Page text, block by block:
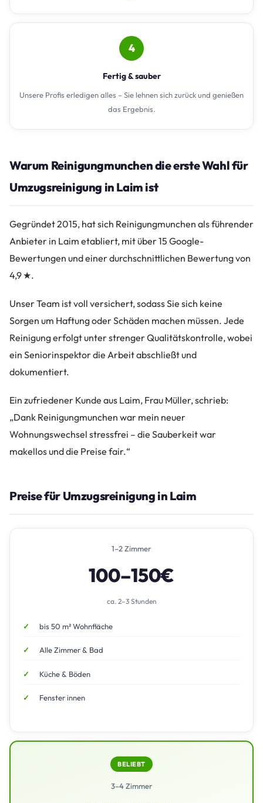
4
Fertig & sauber
Unsere Profis erledigen alles – Sie lehnen sich zurück und genießen
das Ergebnis.
Warum Reinigungmunchen die erste Wahl für
Umzugsreinigung in Laim ist
Gegründet 2015, hat sich Reinigungmunchen als führender
Anbieter in Laim etabliert, mit über 15 Google-
Bewertungen und einer durchschnittlichen Bewertung von
4,9 ★.
Unser Team ist voll versichert, sodass Sie sich keine
Sorgen um Haftung oder Schäden machen müssen. Jede
Reinigung erfolgt unter strenger Qualitätskontrolle, wobei
ein Seniorinspektor die Arbeit abschließt und
dokumentiert.
Ein zufriedener Kunde aus Laim, Frau Müller, schrieb:
„Dank Reinigungmunchen war mein neuer
Wohnungswechsel stressfrei – die Sauberkeit war
makellos und die Preise fair.“
Preise für Umzugsreinigung in Laim
1–2 Zimmer
100–150€
ca. 2–3 Stunden
bis 50 m² Wohnfläche
Alle Zimmer & Bad
Küche & Böden
Fenster innen
BELIEBT
3–4 Zimmer